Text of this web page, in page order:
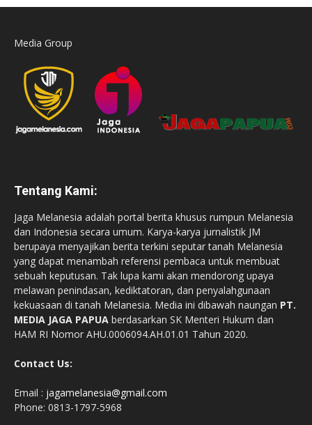
Media Group
Tentang Kami:
Jaga Melanesia adalah portal berita khusus rumpun Melanesia
dan Indonesia secara umum. Karya-karya jurnalistik JM
berupaya menyajikan berita terkini seputar tanah Melanesia
yang dapat menambah referensi pembaca untuk membuat
sebuah keputusan. Tak lupa kami akan mendorong upaya
melawan penindasan, kediktatoran, dan penyalahgunaan
kekuasaan di tanah Melanesia. Media ini dibawah naungan PT.
MEDIA JAGA PAPUA berdasarkan SK Menteri Hukum dan
HAM RI Nomor AHU.0006094.AH.01.01 Tahun 2020.
Contact Us:
Email : jagamelanesia@gmail.com
Phone: 0813-1797-5968